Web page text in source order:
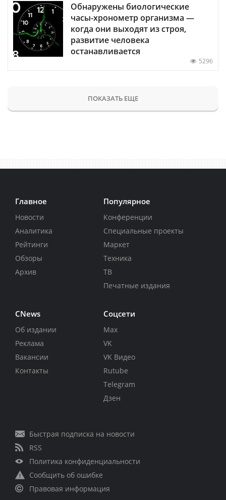
Обнаружены биологические
часы-хронометр организма —
когда они выходят из строя,
развитие человека
останавливается
5296
ПОКАЗАТЬ ЕЩЕ
Главное
Новости
Аналитика
Рейтинги
Обзоры
Архив
Популярное
Конференции
Специальные проекты
Маркет
Техника
ТВ
Печатные издания
CNews
Об издании
Реклама
Вакансии
Контакты
Соцсети
Max
VK
VK Видео
Rutube
Telegram
Дзен
Быстрая подписка на новости
RSS
Политика конфиденциальности
Сообщить об ошибке
Правовая информация